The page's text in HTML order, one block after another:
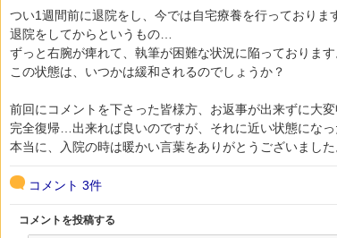
つい1週間前に退院をし、今では自宅療養を行っておりま
退院をしてからというもの…
ずっと右腕が痺れて、執筆が困難な状況に陥っております
この状態は、いつかは緩和されるのでしょうか？
前回にコメントを下さった皆様方、お返事が出来ずに大変
完全復帰…出来れば良いのですが、それに近い状態にな
本当に、入院の時は暖かい言葉をありがとうございました
コメント 3件
コメントを投稿する